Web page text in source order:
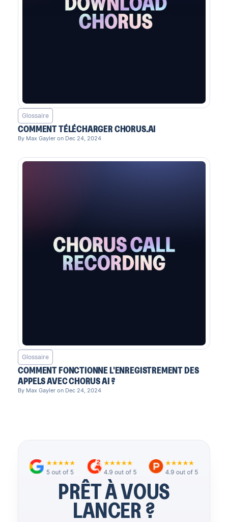
Glossaire
COMMENT TÉLÉCHARGER CHORUS.AI
By Max Gayler on Dec 24, 2024
Glossaire
COMMENT FONCTIONNE L'ENREGISTREMENT DES
APPELS AVEC CHORUS AI ?
By Max Gayler on Dec 24, 2024
PRÊT À VOUS
LANCER ?